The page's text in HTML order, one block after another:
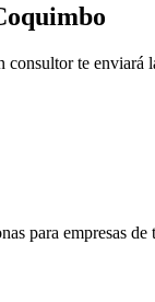
consultor te
para empresas